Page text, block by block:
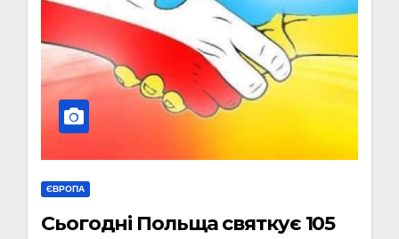
ЄВРОПА
Сьогодні Польща святкує 105